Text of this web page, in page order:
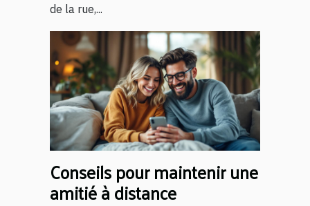
de la rue,...
Conseils pour maintenir une
amitié à distance